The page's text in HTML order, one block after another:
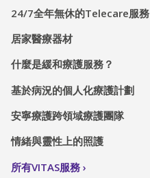
24/7全年無休的Telecare服務
居家醫療器材
什麼是緩和療護服務？
基於病況的個人化療護計劃
安寧療護跨領域療護團隊
情緒與靈性上的照護
所有VITAS服務